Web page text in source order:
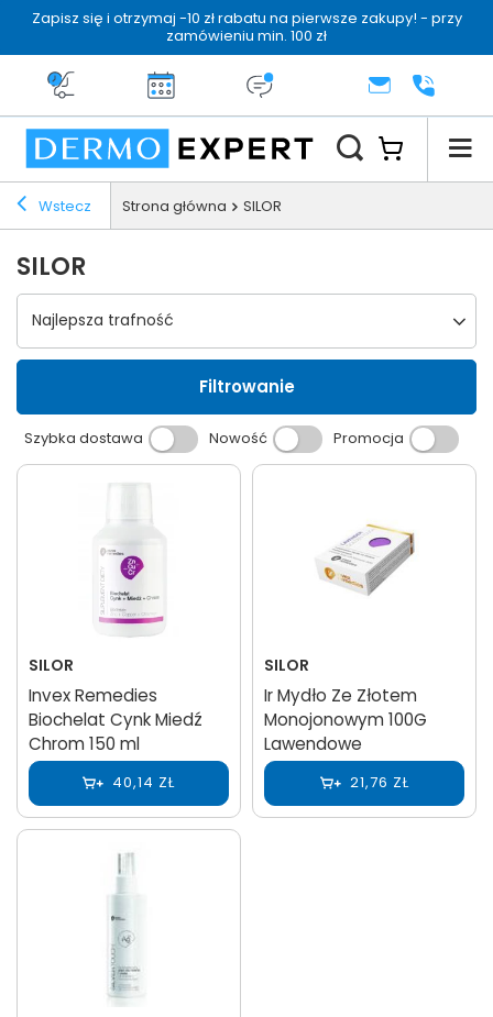
Zapisz się i otrzymaj -10 zł rabatu na pierwsze zakupy! - przy
zamówieniu min. 100 zł
Darmowa dostawa od 199 zł
14 dni na zwrotDermo konsultacjaKONTAKT+48 222
Wstecz Strona główna SILOR
SILOR
Wybierz sortowanie
Najlepsza trafność
Filtrowanie
Szybka dostawa Nowość Promocja
SILOR
Invex Remedies
Biochelat Cynk Miedź
Chrom 150 ml
40,14 ZŁ
SILOR
Ir Mydło Ze Złotem
Monojonowym 100G
Lawendowe
21,76 ZŁ